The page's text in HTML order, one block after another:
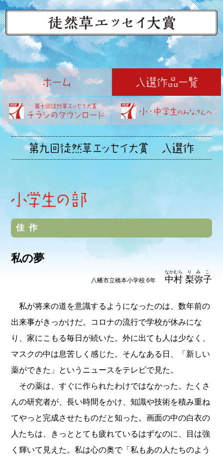
佳作
私の夢
八幡市立橋本小学校 6年 中村
なかむら
梨弥子
りみこ
私が将来の道を意識するようになったのは、数年前の
出来事がきっかけだ。コロナの流行で学校が休みにな
り、家にこもる毎日が続いた。外に出ても人は少なく、
マスクの中は息苦しく感じた。そんなある日、「新しい
薬ができた」というニュースをテレビで見た。
その薬は、すぐに作られたわけではなかった。たくさ
んの研究者が、長い時間をかけ、知識や技術を積み重ね
てやっと完成させたものだと知った。画面の中の白衣の
人たちは、きっととても疲れているはずなのに、目は強
く輝いて見えた。私は心の奥で「私もあの人たちのよう